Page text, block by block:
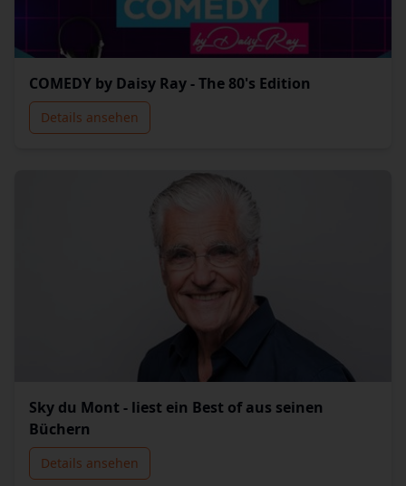
COMEDY by Daisy Ray - The 80's Edition
Details ansehen
Sky du Mont - liest ein Best of aus seinen
Büchern
Details ansehen